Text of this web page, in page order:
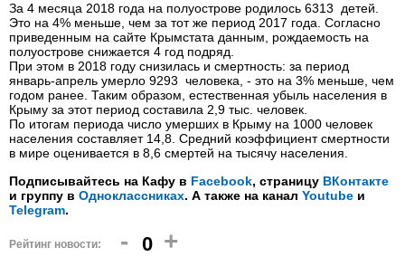
За 4 месяца 2018 года на полуострове родилось 6313 детей.
Это на 4% меньше, чем за тот же период 2017 года. Согласно
приведенным на сайте Крымстата данным, рождаемость на
полуострове снижается 4 год подряд.
При этом в 2018 году снизилась и смертность: за период
январь-апрель умерло 9293 человека, - это на 3% меньше, чем
годом ранее. Таким образом, естественная убыль населения в
Крыму за этот период составила 2,9 тыс. человек.
По итогам периода число умерших в Крыму на 1000 человек
населения составляет 14,8. Средний коэффициент смертности
в мире оценивается в 8,6 смертей на тысячу населения.
Подписывайтесь на Кафу в Facebook, страницу ВКонтакте
и группу в Одноклассниках. А также на канал Youtube и
Telegram.
Рейтинг новости: - 0 +